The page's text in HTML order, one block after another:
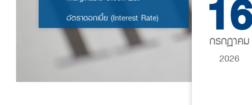
อัตราดอกเบี้ย (Interest Rate)
16
กรกฏาคม
2026